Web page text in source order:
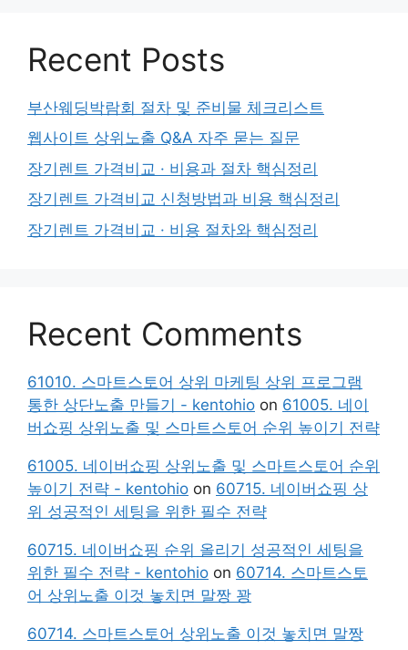
Recent Posts
부산웨딩박람회 절차 및 준비물 체크리스트
웹사이트 상위노출 Q&A 자주 묻는 질문
장기렌트 가격비교 · 비용과 절차 핵심정리
장기렌트 가격비교 신청방법과 비용 핵심정리
장기렌트 가격비교 · 비용 절차와 핵심정리
Recent Comments
61010. 스마트스토어 상위 마케팅 상위 프로그램
통한 상단노출 만들기 - kentohio on 61005. 네이
버쇼핑 상위노출 및 스마트스토어 순위 높이기 전략
61005. 네이버쇼핑 상위노출 및 스마트스토어 순위
높이기 전략 - kentohio on 60715. 네이버쇼핑 상
위 성공적인 세팅을 위한 필수 전략
60715. 네이버쇼핑 순위 올리기 성공적인 세팅을
위한 필수 전략 - kentohio on 60714. 스마트스토
어 상위노출 이것 놓치면 말짱 꽝
60714. 스마트스토어 상위노출 이것 놓치면 말짱